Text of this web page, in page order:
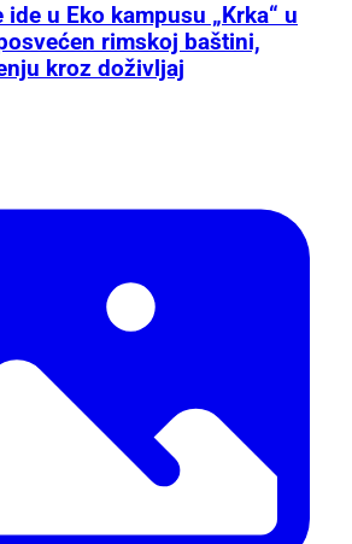
u Eko kampusu „Krka“ u
rimskoj baštini,
kroz doživljaj